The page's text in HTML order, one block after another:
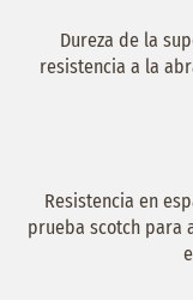
Dureza de la
resistencia a la
Resistencia en
prueba scotch para